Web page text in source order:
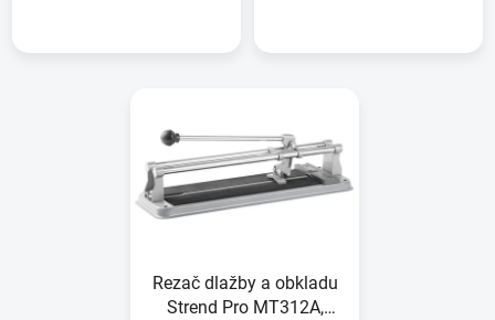
Rezač dlažby a obkladu
Strend Pro MT312A,